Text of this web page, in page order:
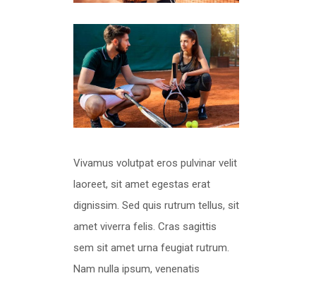
Vivamus volutpat eros pulvinar velit
laoreet, sit amet egestas erat
dignissim. Sed quis rutrum tellus, sit
amet viverra felis. Cras sagittis
sem sit amet urna feugiat rutrum.
Nam nulla ipsum, venenatis